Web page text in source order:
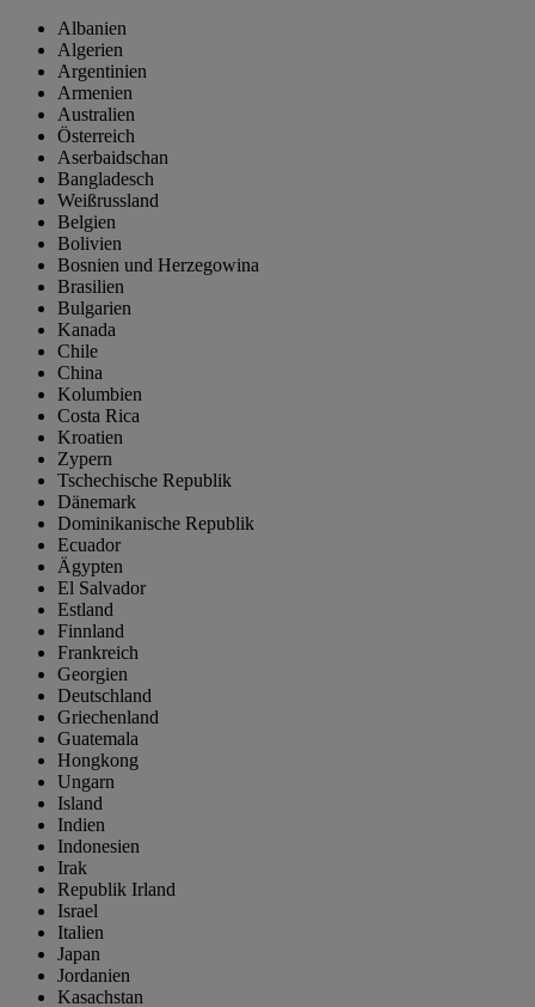
Albanien
Algerien
Argentinien
Armenien
Australien
Österreich
Aserbaidschan
Bangladesch
Weißrussland
Belgien
Bolivien
Bosnien und Herzegowina
Brasilien
Bulgarien
Kanada
Chile
China
Kolumbien
Costa Rica
Kroatien
Zypern
Tschechische Republik
Dänemark
Dominikanische Republik
Ecuador
Ägypten
El Salvador
Estland
Finnland
Frankreich
Georgien
Deutschland
Griechenland
Guatemala
Hongkong
Ungarn
Island
Indien
Indonesien
Irak
Republik Irland
Israel
Italien
Japan
Jordanien
Kasachstan